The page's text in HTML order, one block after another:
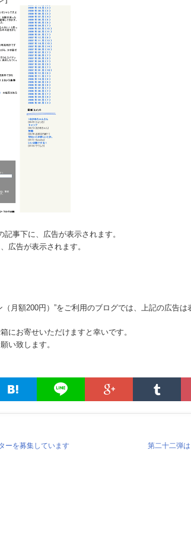
事下に、広告が表示されます。
広告が表示されます。
月額200円）”をご利用のブログでは、上記の広告は
にお寄せいただけますと幸いです。
い致します。
ーを募集しています 第二十二弾